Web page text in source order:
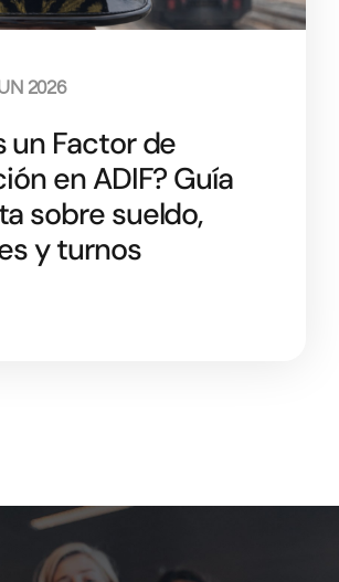
2026
un Factor de
en ADIF? Guía
sobre sueldo,
y turnos